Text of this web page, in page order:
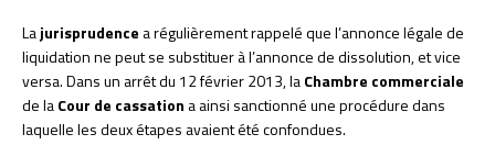
Lajurisprudence a régulièrement rappelé que l’annonce légale de
liquidation ne peut se substituer à l’annonce de dissolution, et vice
versa. Dans un arrêt du 12 février 2013, laChambre commerciale
de laCour de cassation a ainsi sanctionné une procédure dans
laquelle les deux étapes avaient été confondues.